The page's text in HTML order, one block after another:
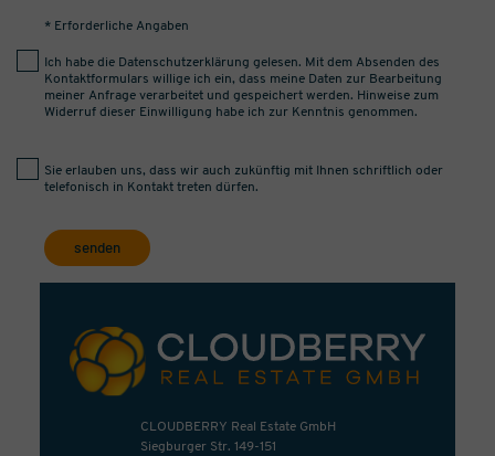
* Erforderliche Angaben
Ich habe die Datenschutzerklärung gelesen. Mit dem Absenden des
Kontaktformulars willige ich ein, dass meine Daten zur Bearbeitung
meiner Anfrage verarbeitet und gespeichert werden. Hinweise zum
Widerruf dieser Einwilligung habe ich zur Kenntnis genommen.
Sie erlauben uns, dass wir auch zukünftig mit Ihnen schriftlich oder
telefonisch in Kontakt treten dürfen.
senden
CLOUDBERRY Real Estate GmbH
Siegburger Str. 149-151